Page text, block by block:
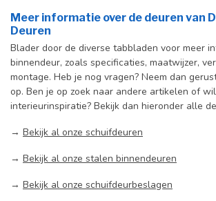
Meer informatie over de deuren van
Deuren
Blader door de diverse tabbladen voor meer
binnendeur, zoals specificaties, maatwijzer,
montage. Heb je nog vragen? Neem dan
op. Ben je op zoek naar andere artikelen of
interieurinspiratie? Bekijk dan hieronder alle
→ Bekijk al onze schuifdeuren
→ Bekijk al onze stalen binnendeuren
→ Bekijk al onze schuifdeurbeslagen